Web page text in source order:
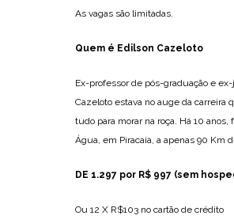
As vagas são limitadas.
Quem é Edilson Cazeloto
Ex-professor de pós-graduação e
Cazeloto estava no auge da carreira
tudo para morar na roça. Há 10 anos,
Água, em Piracaia, a apenas 90 Km
DE 1.297 por R$ 997 (sem
Ou 12 X R$103 no cartão de crédito